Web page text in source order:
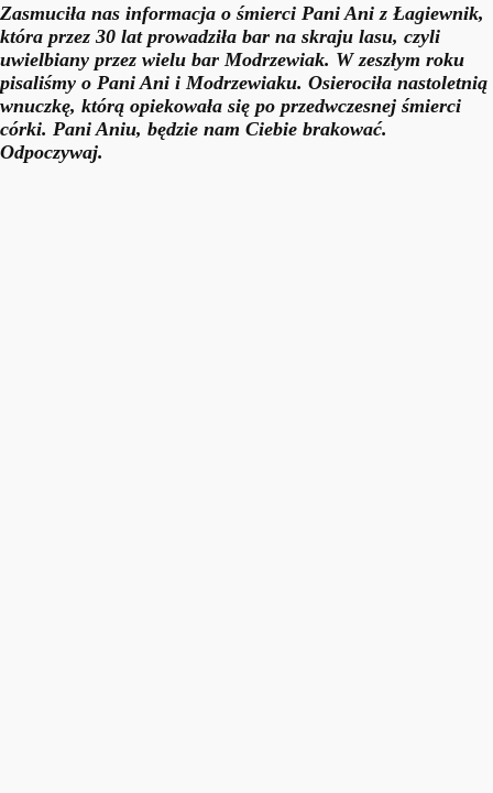
Zasmuciła nas informacja o śmierci Pani Ani z Łagiewnik,
która przez 30 lat prowadziła bar na skraju lasu, czyli
uwielbiany przez wielu bar Modrzewiak. W zeszłym roku
pisaliśmy o Pani Ani i Modrzewiaku. Osierociła nastoletnią
wnuczkę, którą opiekowała się po przedwczesnej śmierci
córki. Pani Aniu, będzie nam Ciebie brakować.
Odpoczywaj.